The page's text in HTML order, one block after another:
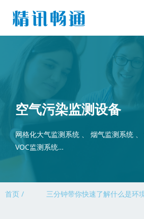
空气污染监测设备
网格化大气监测系统 、 烟气监测系统 、
VOC监测系统…
首页 / 三分钟带你快速了解什么是环